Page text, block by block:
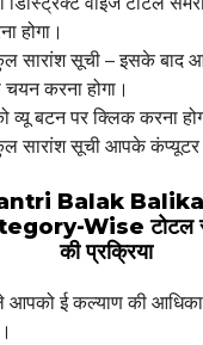
होगा।
सारांश सूची – इसके बाद
करना होगा।
व्यू बटन पर क्लिक करना
सारांश सूची आपके कंप्यूटर
Balak
Wise टोटल
की प्रक्रिया
ई कल्याण की